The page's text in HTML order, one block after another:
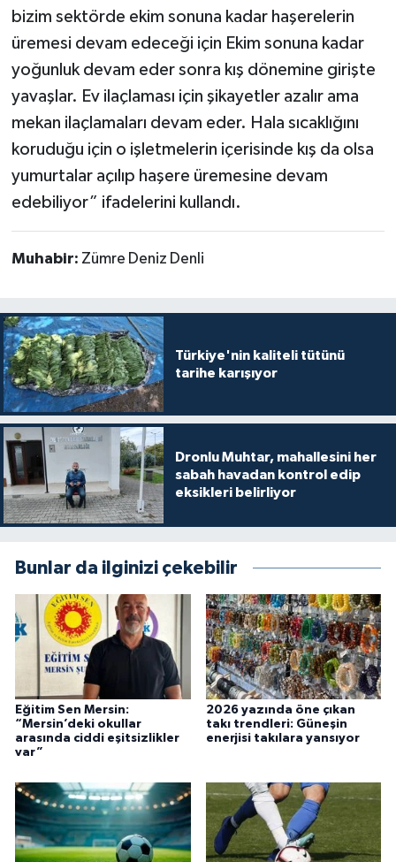
bizim sektörde ekim sonuna kadar haşerelerin
üremesi devam edeceği için Ekim sonuna kadar
yoğunluk devam eder sonra kış dönemine girişte
yavaşlar. Ev ilaçlaması için şikayetler azalır ama
mekan ilaçlamaları devam eder. Hala sıcaklığını
koruduğu için o işletmelerin içerisinde kış da olsa
yumurtalar açılıp haşere üremesine devam
edebiliyor” ifadelerini kullandı.
Muhabir: Zümre Deniz Denli
Türkiye'nin kaliteli tütünü
tarihe karışıyor
Dronlu Muhtar, mahallesini her
sabah havadan kontrol edip
eksikleri belirliyor
Bunlar da ilginizi çekebilir
Eğitim Sen Mersin:
“Mersin’deki okullar
arasında ciddi eşitsizlikler
var”
2026 yazında öne çıkan
takı trendleri: Güneşin
enerjisi takılara yansıyor